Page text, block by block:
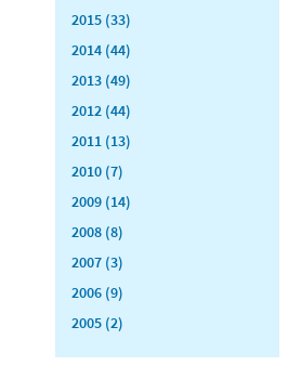
2015 (33)
2014 (44)
2013 (49)
2012 (44)
2011 (13)
2010 (7)
2009 (14)
2008 (8)
2007 (3)
2006 (9)
2005 (2)